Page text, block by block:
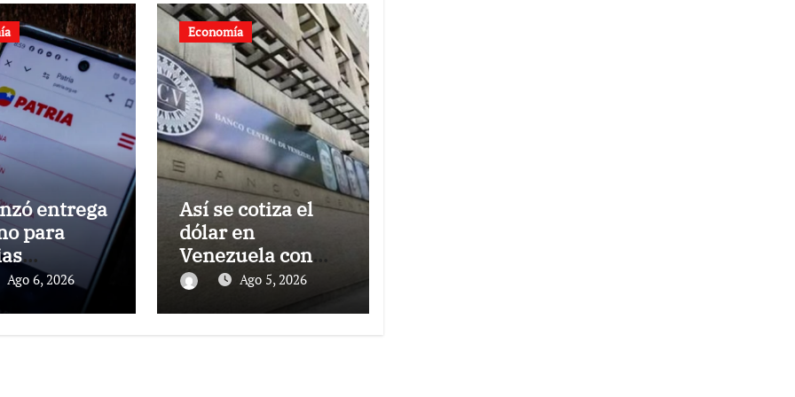
entrega
para
por los
Ago 6, 2026
Economía
Así se cotiza el
dólar en
Venezuela con
fecha valor jueves
Ago 5, 2026